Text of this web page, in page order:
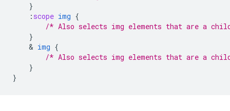
}
: scope img {
/* Also selects img elements that are a
}
    &
img {
/* Also selects img elements that are a
}
}